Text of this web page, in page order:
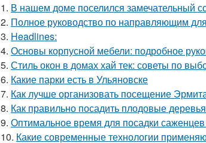
1. В нашем доме поселился замечательный
2. Полное руководство по направляющим
3. Headlines:
4. Основы корпусной мебели: подробное
5. Стиль окон в домах хай тек: советы по
6. Какие парки есть в Ульяновске
7. Как лучше организовать посещение
8. Как правильно посадить плодовые
9. Оптимальное время для посадки
10. Какие современные технологии